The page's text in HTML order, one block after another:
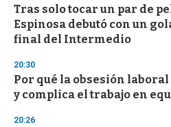
Tras solo tocar un par de
Espinosa debutó con un
final del Intermedio
20:30
Por qué la obsesión
y complica el trabajo en
20:26